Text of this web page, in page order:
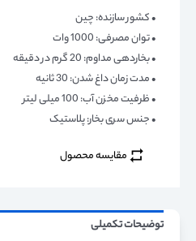
• کشور سازنده: چین
• توان مصرفی: 1000 وات
• بخاردهی مداوم: 20 گرم در دقیقه
• مدت زمان داغ شدن: 30 ثانیه
• ظرفیت مخزن آب: 100 میلی لیتر
• جنس سری بخار: پلاستیک
مقایسه محصول
توضیحات تکمیلی